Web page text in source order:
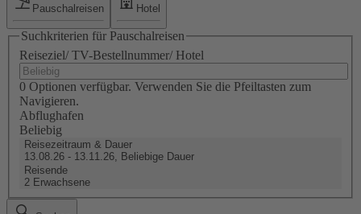
Pauschalreisen Hotel
Suchkriterien für Pauschalreisen
Reiseziel/ TV-Bestellnummer/ Hotel
0 Optionen verfügbar. Verwenden Sie die Pfeiltasten zum
Navigieren.
Abflughafen
Beliebig
Reisezeitraum & Dauer
13.08.26 - 13.11.26, Beliebige Dauer
Reisende
2 Erwachsene